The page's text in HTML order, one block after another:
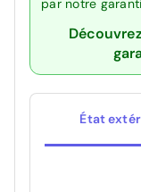
par notre
État